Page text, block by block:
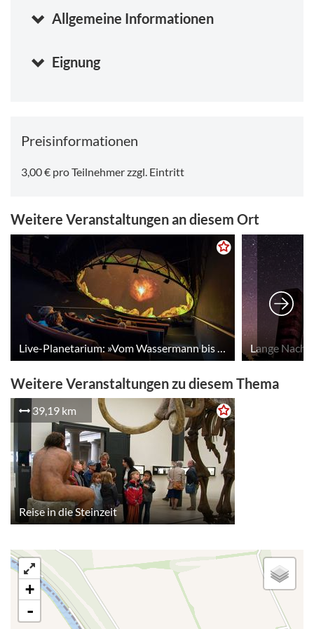
Samstag, 22.08.2026 11:00-11:45 Uhr
Allgemeine Informationen
Eignung
Preisinformationen
3,00 € pro Teilnehmer zzgl. Eintritt
Weitere Veranstaltungen an diesem Ort
Lange
Weitere Veranstaltungen zu diesem Thema
39,19 km
Reise in die Steinzeit
+
-